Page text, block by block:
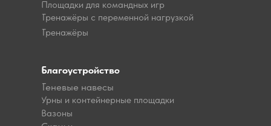
Вазоны
Урны и контейнерные площадки
Площадки для командных игр
Тренажёры
Тренажёры с переменной нагрузкой
Благоустройство
Теневые навесы